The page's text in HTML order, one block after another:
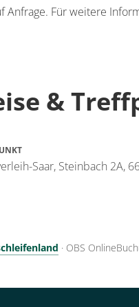
Anfrage. Für weitere
&
Saar, Steinbach 2A,
· OBS